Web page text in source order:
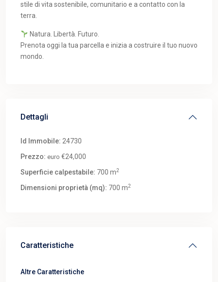
stile di vita sostenibile, comunitario e a contatto con la
terra.
Natura. Libertà. Futuro.
Prenota oggi la tua parcella e inizia a costruire il tuo nuovo
mondo.
Dettagli
Id Immobile: 24730
Prezzo: euro €24,000
Superficie calpestabile: 700 m2
Dimensioni proprietà (mq): 700 m2
Caratteristiche
Altre Caratteristiche